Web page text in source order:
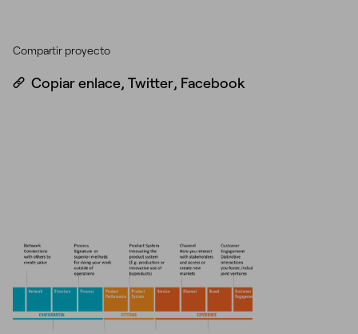
Compartir proyecto
Copiar enlace, Twitter, Facebook